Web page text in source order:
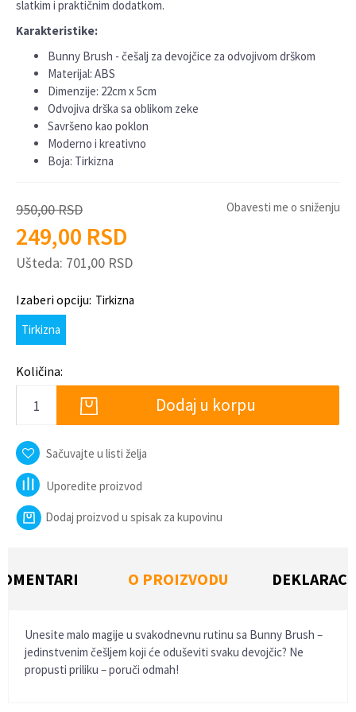
slatkim i praktičnim dodatkom.
Karakteristike:
Bunny Brush - češalj za devojčice za odvojivom drškom
Materijal: ABS
Dimenzije: 22cm x 5cm
Odvojiva drška sa oblikom zeke
Savršeno kao poklon
Moderno i kreativno
Boja: Tirkizna
950,00RSD
249,00 RSD
Ušteda: 701,00 RSD
Obavesti me o sniženju
Izaberi opciju: Tirkizna
Tirkizna
Količina:
Dodaj u korpu
Sačuvajte u listi želja
Uporedite proizvod
Dodaj proizvod u spisak za kupovinu
O PROIZVODU
Unesite malo magije u svakodnevnu rutinu sa Bunny Brush –
jedinstvenim češlјem koji će oduševiti svaku devojčic? Ne
propusti priliku – poruči odmah!